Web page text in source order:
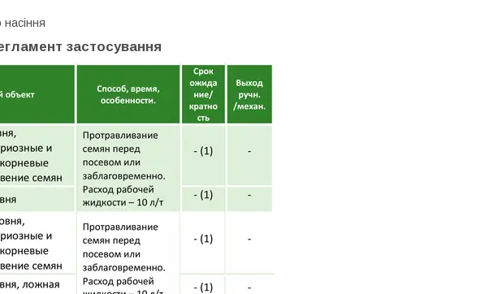
насіння
застосування